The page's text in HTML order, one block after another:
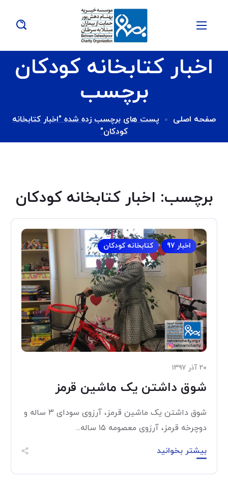
اخبار کتابخانه کودکان
برچسب
صفحه اصلی
پست های برچسب زده شده "اخبار کتابخانه
کودکان"
برچسب: اخبار کتابخانه کودکان
اخبار 97 کتابخانه کودکان
۲۰ آذر ۱۳۹۷
شوق داشتن یک ماشین قرمز
شوق داشتن یک ماشین قرمز، آرزوی سودای ۳ ساله و
دوچرخه قرمز، آرزوی معصومه ۱۵ ساله...
بیشتر بخوانید